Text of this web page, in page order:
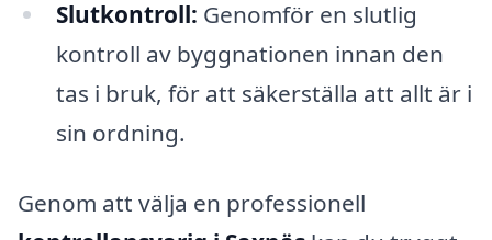
Slutkontroll: Genomför en slutlig
kontroll av byggnationen innan den
tas i bruk, för att säkerställa att allt är i
sin ordning.
Genom att välja en professionell